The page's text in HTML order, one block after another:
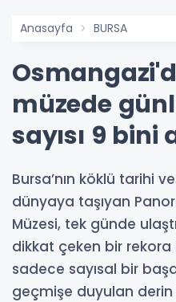
Anasayfa BURSA
müzede
sayısı 9 bini
Bursa’nın köklü tarihi
dünyaya taşıyan
Müzesi, tek günde
dikkat çeken bir rekora
sadece sayısal bir
geçmişe duyulan